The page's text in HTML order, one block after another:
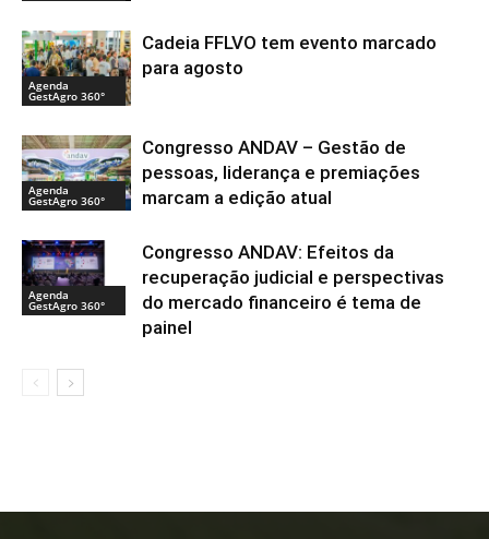
Agenda
GestAgro 360°
Cadeia FFLVO tem evento marcado
para agosto
Agenda
GestAgro 360°
Congresso ANDAV – Gestão de
pessoas, liderança e premiações
marcam a edição atual
Agenda
GestAgro 360°
Congresso ANDAV: Efeitos da
recuperação judicial e perspectivas
do mercado financeiro é tema de
painel